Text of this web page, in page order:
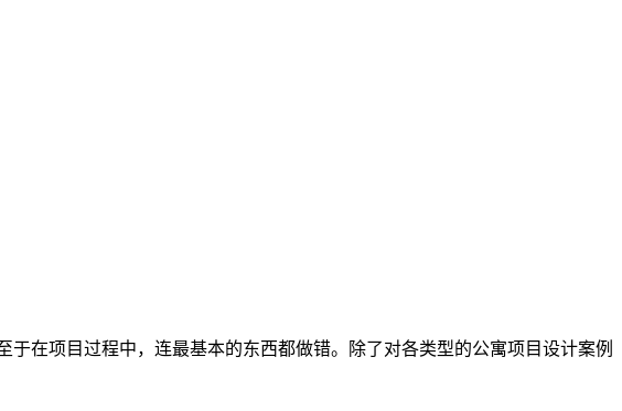
在项目过程中，连最基本的东西都做错。除了对各类型的公寓项目设计案例